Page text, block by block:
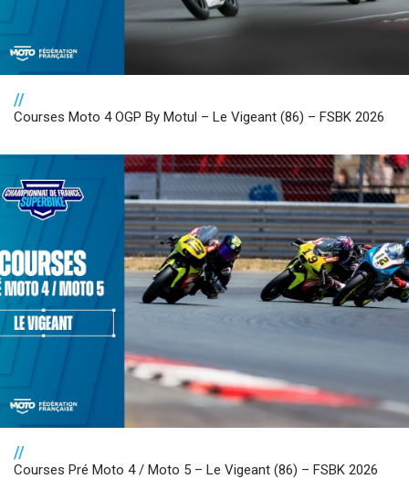
//
Courses Moto 4 OGP By Motul – Le Vigeant (86) – FSBK 2026
//
Courses Pré Moto 4 / Moto 5 – Le Vigeant (86) – FSBK 2026